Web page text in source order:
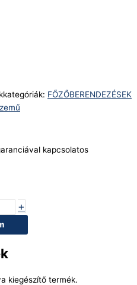
FŐZŐBERENDEZÉSEK
kapcsolatos
+
kiegészítő termék.